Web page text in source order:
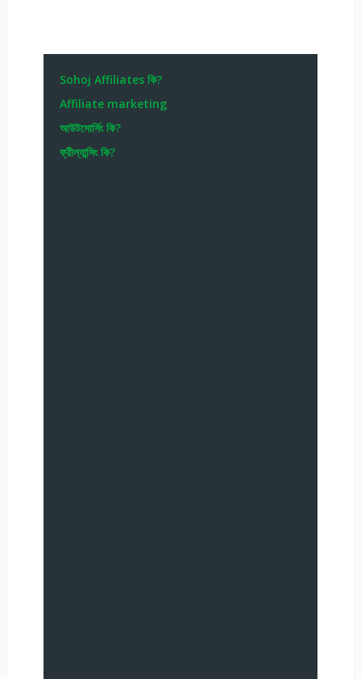
Sohoj Affiliates কি?
Affiliate marketing
আউটসোর্সিং কি?
ফ্রীল্যান্সিং কি?